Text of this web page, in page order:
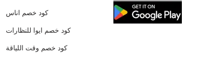
كود خصم اناس
كود خصم ايوا للنظارات
كود خصم وقت اللياقة